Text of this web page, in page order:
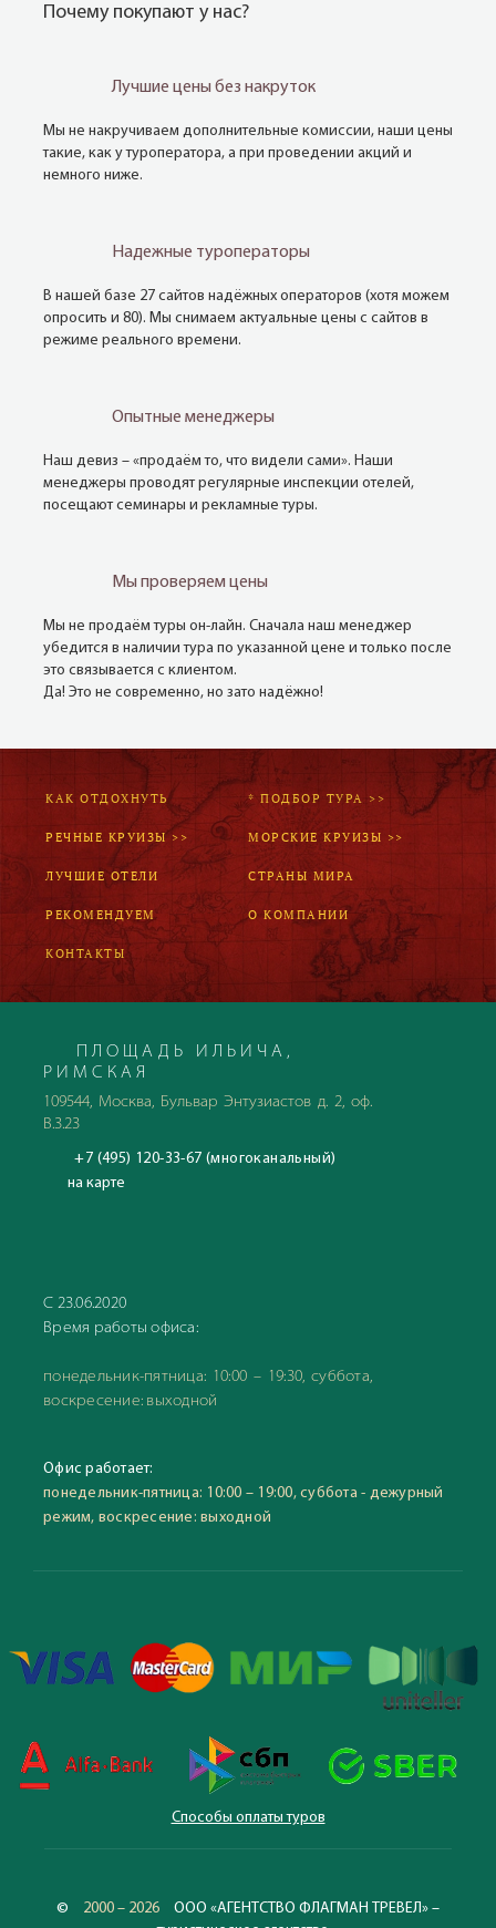
Почему покупают у нас?
Лучшие цены без накруток
Мы не накручиваем дополнительные комиссии, наши цены
такие, как у туроператора, а при проведении акций и
немного ниже.
Надежные туроператоры
В нашей базе 27 сайтов надёжных операторов (хотя можем
опросить и 80). Мы снимаем актуальные цены с сайтов в
режиме реального времени.
Опытные менеджеры
Наш девиз – «продаём то, что видели сами». Наши
менеджеры проводят регулярные инспекции отелей,
посещают семинары и рекламные туры.
Мы проверяем цены
Мы не продаём туры он-лайн. Сначала наш менеджер
убедится в наличии тура по указанной цене и только после
это связывается с клиентом.
Да! Это не современно, но зато надёжно!
КАК ОТДОХНУТЬ * ПОДБОР ТУРА >>
РЕЧНЫЕ КРУИЗЫ >> МОРСКИЕ КРУИЗЫ >>
ЛУЧШИЕ ОТЕЛИ СТРАНЫ МИРА
РЕКОМЕНДУЕМ О КОМПАНИИ
КОНТАКТЫ
ПЛОЩАДЬ ИЛЬИЧА,
РИМСКАЯ
109544, Москва, Бульвар Энтузиастов д. 2, оф.
В.3.23
+7 (495) 120-33-67 (многоканальный)
на карте
С 23.06.2020
Время работы офиса:
понедельник-пятница: 10:00 – 19:30, суббота,
воскресение: выходной
Офис работает:
понедельник-пятница: 10:00 – 19:00, суббота - дежурный
режим, воскресение: выходной
Способы оплаты туров
© 2000 – 2026
ООО «АГЕНТСТВО ФЛАГМАН ТРЕВЕЛ» –